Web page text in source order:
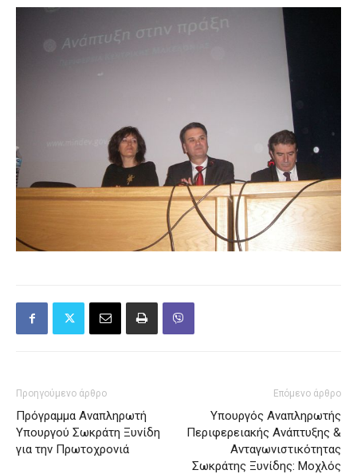
Προηγούμενο άρθρο
Πρόγραμμα Αναπληρωτή
Υπουργού Σωκράτη Ξυνίδη
για την Πρωτοχρονιά
Επόμενο άρθρο
Υπουργός Αναπληρωτής
Περιφερειακής Ανάπτυξης &
Ανταγωνιστικότητας
Σωκράτης Ξυνίδης: Μοχλός